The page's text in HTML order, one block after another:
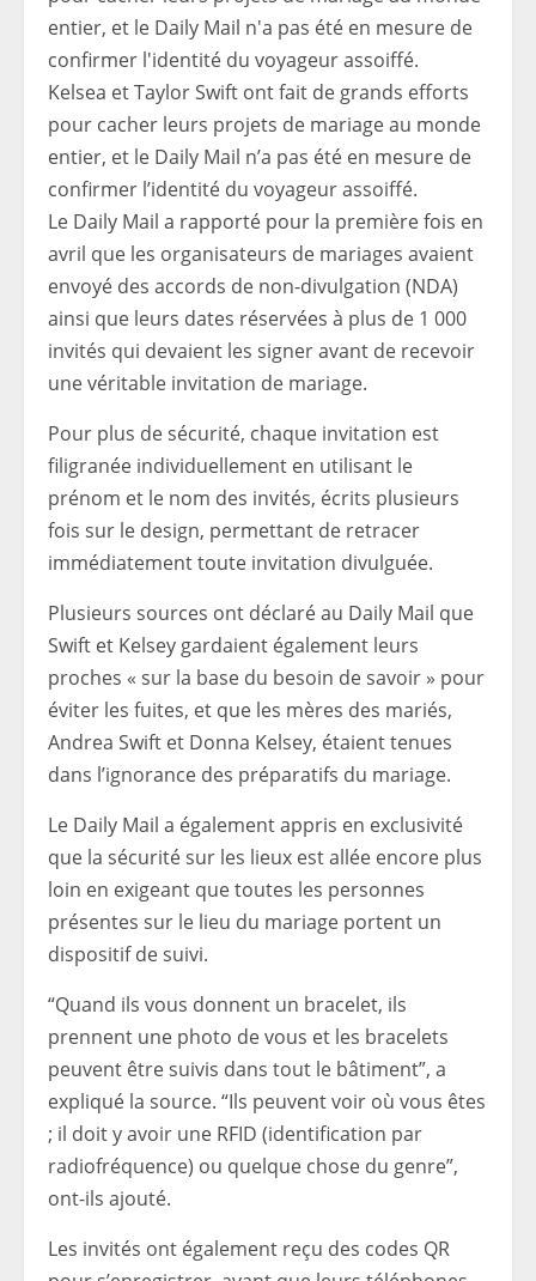
Kelsea et Taylor Swift ont fait de grands efforts
pour cacher leurs projets de mariage au monde
entier, et le Daily Mail n’a pas été en mesure de
confirmer l’identité du voyageur assoiffé.
Le Daily Mail a rapporté pour la première fois en
avril que les organisateurs de mariages avaient
envoyé des accords de non-divulgation (NDA)
ainsi que leurs dates réservées à plus de 1 000
invités qui devaient les signer avant de recevoir
une véritable invitation de mariage.
Pour plus de sécurité, chaque invitation est
filigranée individuellement en utilisant le
prénom et le nom des invités, écrits plusieurs
fois sur le design, permettant de retracer
immédiatement toute invitation divulguée.
Plusieurs sources ont déclaré au Daily Mail que
Swift et Kelsey gardaient également leurs
proches « sur la base du besoin de savoir » pour
éviter les fuites, et que les mères des mariés,
Andrea Swift et Donna Kelsey, étaient tenues
dans l’ignorance des préparatifs du mariage.
Le Daily Mail a également appris en exclusivité
que la sécurité sur les lieux est allée encore plus
loin en exigeant que toutes les personnes
présentes sur le lieu du mariage portent un
dispositif de suivi.
“Quand ils vous donnent un bracelet, ils
prennent une photo de vous et les bracelets
peuvent être suivis dans tout le bâtiment”, a
expliqué la source. “Ils peuvent voir où vous êtes
; il doit y avoir une RFID (identification par
radiofréquence) ou quelque chose du genre”,
ont-ils ajouté.
Les invités ont également reçu des codes QR